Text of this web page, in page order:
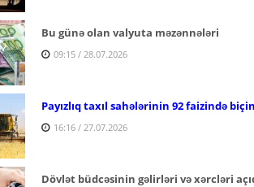
Bu günə olan valyuta məzənnələri
09:15 / 28.07.2026
Payızlıq taxıl sahələrinin 92 faizində
16:16 / 27.07.2026
Dövlət büdcəsinin gəlirləri və xərcləri